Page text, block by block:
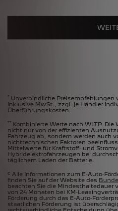
* Unverbindliche Preisempfehlungen
Inklusive MwSt., zzgl. je Händler
Überführungskosten.
** Kombinierte Werte nach WLTP.
nicht nur von der effizienten
Fahrzeug ab, sondern werden auch
nichttechnischen Faktoren
Mittelwerte für Kraftstoff- und
Hybridelektrofahrzeugen bei
täglichem Laden der Batterie.
c Alle Informationen zum E-Auto-
finden Sie auf der Website des
beachten Sie die Mindesthaltedauer
von 24 Monaten bei KM-
Förderung durch das E-Auto-
staatlichen Förderung ist